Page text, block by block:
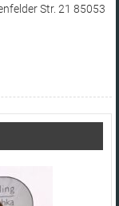
Str. 21 85053